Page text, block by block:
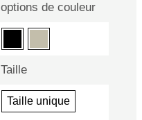
options de couleur
Taille
Taille unique